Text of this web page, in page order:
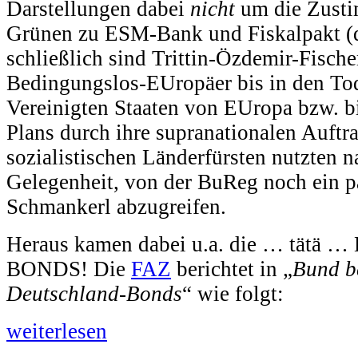
Darstellungen dabei nicht um die
Grünen zu ESM-Bank und Fiskalpakt
schließlich sind Trittin-Özdemir-
Bedingungslos-EUropäer bis in den
Vereinigten Staaten von EUropa bzw.
Plans durch ihre supranationalen
sozialistischen Länderfürsten nutzten
Gelegenheit, von der BuReg noch ein
Schmankerl abzugreifen.
Heraus kamen dabei u.a. die … tätä
BONDS! Die FAZ berichtet in „Bund
Deutschland-Bonds“ wie folgt:
weiterlesen